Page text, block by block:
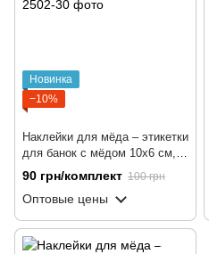
Новинка
−10%
Наклейки для мёда – этикетки
для банок с мёдом 10x6 cм,
30 штук
90 грн/комплект 100 грн
Оптовые цены